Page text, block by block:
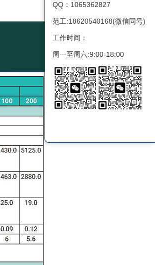
QQ：1065362827
范工:18620540168(微信同号)
工作时间：
周一至周六:9:00-18:00